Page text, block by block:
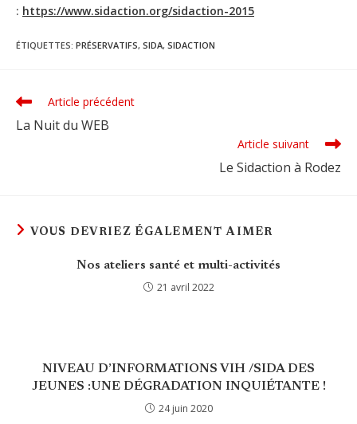
: https://www.sidaction.org/sidaction-2015
ÉTIQUETTES: PRÉSERVATIFS, SIDA, SIDACTION
Read
articles
Article précédent
La Nuit du WEB
Article suivant
Le Sidaction à Rodez
VOUS DEVRIEZ ÉGALEMENT AIMER
Nos ateliers santé et multi-activités
21 avril 2022
NIVEAU D’INFORMATIONS VIH /SIDA DES
JEUNES :UNE DÉGRADATION INQUIÉTANTE !
24 juin 2020